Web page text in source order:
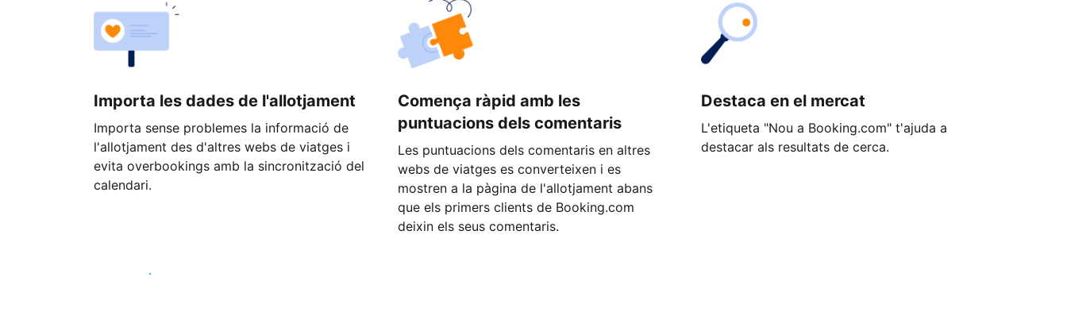
Importa les dades de l'allotjament
Importa sense problemes la informació de
l'allotjament des d'altres webs de viatges i
evita overbookings amb la sincronització del
calendari.
Comença ràpid amb les
puntuacions dels comentaris
Les puntuacions dels comentaris en altres
webs de viatges es converteixen i es
mostren a la pàgina de l'allotjament abans
que els primers clients de Booking.com
deixin els seus comentaris.
Destaca en el mercat
L'etiqueta "Nou a Booking.com" t'ajuda a
destacar als resultats de cerca.
Comença avui